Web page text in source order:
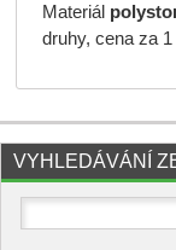
Materiál
druhy, cena za 1
VYHLEDÁVÁNÍ